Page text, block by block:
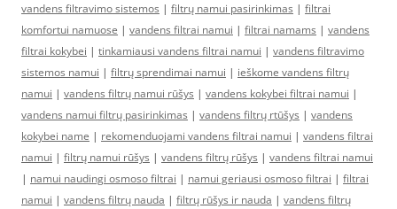
vandens filtravimo sistemos | filtrų namui pasirinkimas | filtrai
komfortui namuose | vandens filtrai namui | filtrai namams | vandens
filtrai kokybei | tinkamiausi vandens filtrai namui | vandens filtravimo
sistemos namui | filtrų sprendimai namui | ieškome vandens filtrų
namui | vandens filtrų namui rūšys | vandens kokybei filtrai namui |
vandens namui filtrų pasirinkimas | vandens filtrų rtūšys | vandens
kokybei name | rekomenduojami vandens filtrai namui | vandens filtrai
namui | filtrų namui rūšys | vandens filtrų rūšys | vandens filtrai namui
| namui naudingi osmoso filtrai | namui geriausi osmoso filtrai | filtrai
namui | vandens filtrų nauda | filtrų rūšys ir nauda | vandens filtrų